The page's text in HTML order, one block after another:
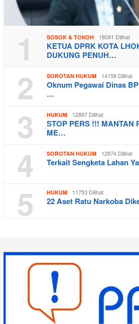
1 SOSOK & TOKOH 18091 Dilihat
KETUA DPRK KOTA
DUKUNG PENUH…
2 SOROTAN HUKUM 14158 Dilihat
Oknum Pegawai Dinas
…
3 HUKUM 12897 Dilihat
STOP PERS !!! MANTAN
ME…
4 SOROTAN HUKUM 12874 Dilihat
Terkait Sengketa Lahan
5 HUKUM 11753 Dilihat
22 Aset Ratu Narkoba